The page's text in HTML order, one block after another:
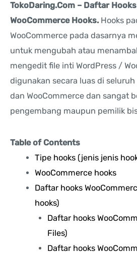
TokoDaring.Com – Daftar
WooCommerce Hooks. Hooks
WooCommerce pada dasarnya
untuk mengubah atau
mengedit file inti WordPress /
digunakan secara luas di seluruh
dan WooCommerce dan sangat
pengembang maupun pemilik
Table of Contents
Tipe hooks (jenis jenis
WooCommerce hooks
Daftar hooks
hooks)
Daftar hooks
Files)
Daftar hooks